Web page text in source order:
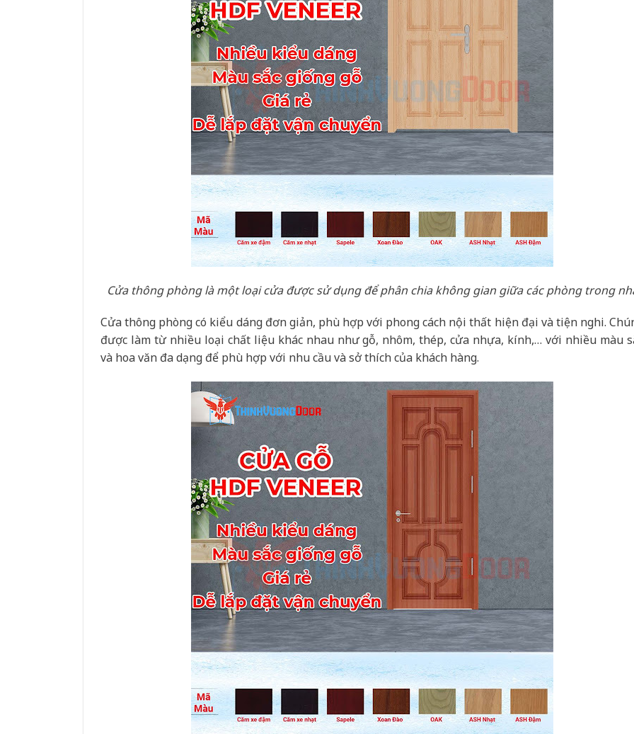
Cửa thông phòng là một loại cửa được sử dụng để phân chia không gian giữa các phòng trong
Cửa thông phòng có kiểu dáng đơn giản, phù hợp với phong cách nội thất hiện đại và tiện nghi.
được làm từ nhiều loại chất liệu khác nhau như gỗ, nhôm, thép, cửa nhựa, kính,… với nhiều màu
và hoa văn đa dạng để phù hợp với nhu cầu và sở thích của khách hàng.